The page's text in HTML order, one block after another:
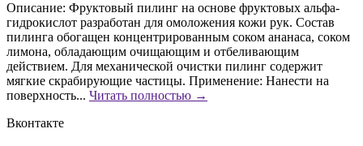
Описание: Фруктовый пилинг на основе фруктовых альфа-
гидрокислот разработан для омоложения кожи рук. Состав
пилинга обогащен концентрированным соком ананаса, соком
лимона, обладающим очищающим и отбеливающим
действием. Для механической очистки пилинг содержит
мягкие скрабирующие частицы. Применение: Нанести на
поверхность... Читать полностью →
Вконтакте